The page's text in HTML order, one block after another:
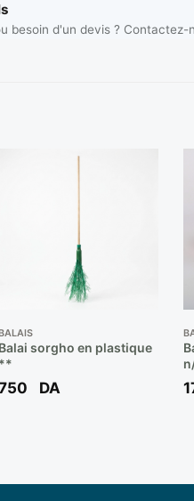
besoin d'un devis ? Contactez-
sorgho en plastique
DA